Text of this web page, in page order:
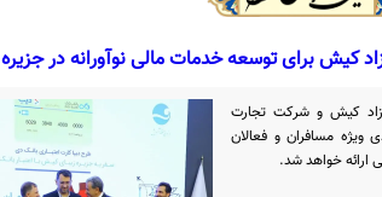
کیش برای توسعه خدمات مالی نوآورانه در جزیره
کیش و شرکت تجارت
ویژه مسافران و فعالان
خواهد شد.